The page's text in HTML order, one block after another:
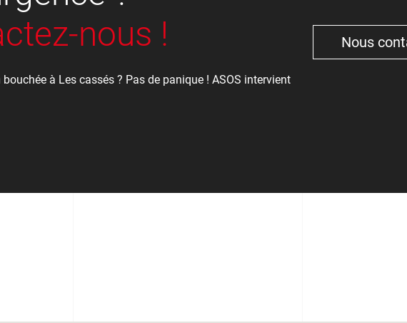
nous !
à Les cassés ? Pas de panique ! ASOS intervient
Nous